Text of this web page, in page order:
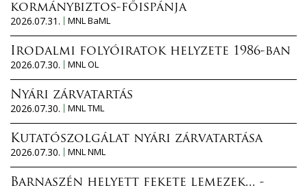
kormánybiztos-főispánja
2026.07.31.
MNL BaML
Irodalmi folyóiratok helyzete 1986-ban
2026.07.30.
MNL OL
Nyári zárvatartás
2026.07.30.
MNL TML
Kutatószolgálat nyári zárvatartása
2026.07.30.
MNL NML
Barnaszén helyett fekete lemezek... -